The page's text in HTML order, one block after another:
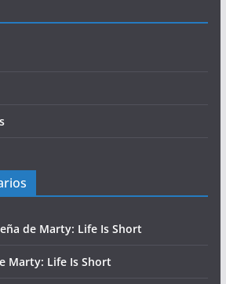
de Marty: Life Is Short
Marty: Life Is Short